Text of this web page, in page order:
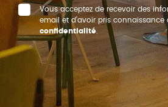
Vous acceptez de recevoir des
email et d’avoir pris
confidentialité.